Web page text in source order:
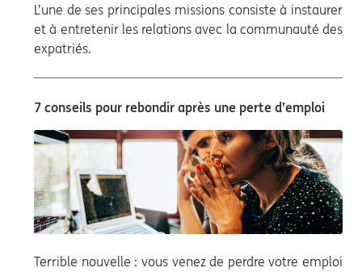
L’une de ses principales missions consiste à instaurer
et à entretenir les relations avec la communauté des
expatriés.
7 conseils pour rebondir après une perte d’emploi
Terrible nouvelle : vous venez de perdre votre emploi